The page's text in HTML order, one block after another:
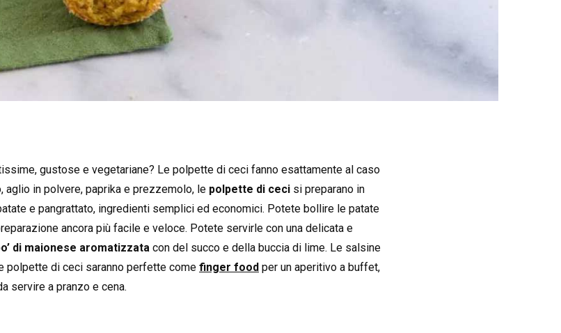
gustose e vegetariane? Le polpette di ceci fanno esattamente al caso
in polvere, paprika e prezzemolo, le polpette di ceci si preparano in
e pangrattato, ingredienti semplici ed economici. Potete bollire le patate
ancora più facile e veloce. Potete servirle con una delicata e
di maionese aromatizzata con del succo e della buccia di lime. Le salsine
polpette di ceci saranno perfette come finger food per un aperitivo a buffet,
servire a pranzo e cena.